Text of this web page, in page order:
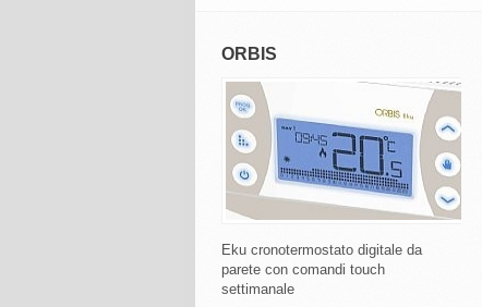
ORBIS
Eku cronotermostato digitale da
parete con comandi touch
settimanale